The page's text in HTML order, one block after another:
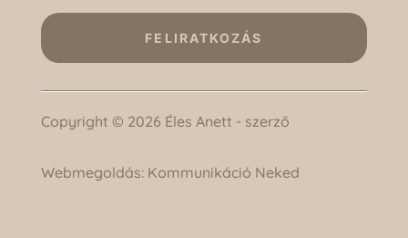
FELIRATKOZÁS
Copyright © 2026 Éles Anett - szerző
Webmegoldás: Kommunikáció Neked